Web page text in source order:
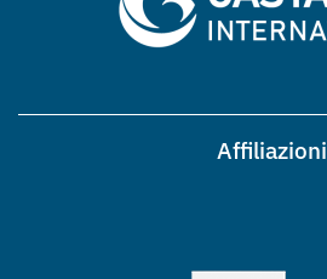
Affiliazioni